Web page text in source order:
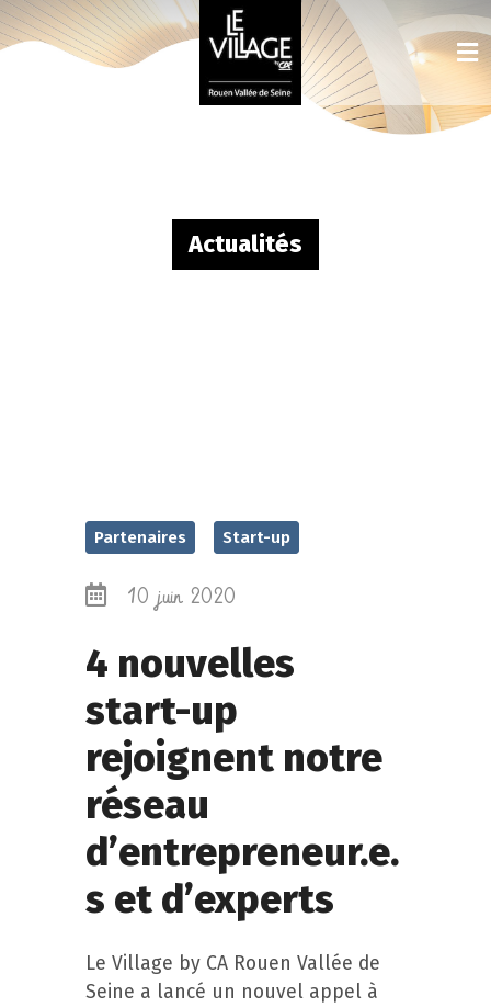
Actualités
Partenaires Start-up
10 juin 2020
4 nouvelles
start-up
rejoignent notre
réseau
d’entrepreneur.e.
s et d’experts
Le Village by CA Rouen Vallée de
Seine a lancé un nouvel appel à